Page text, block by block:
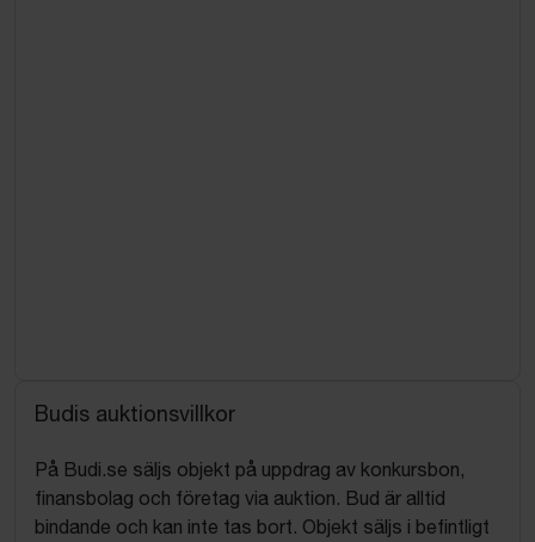
Budis auktionsvillkor
På Budi.se säljs objekt på uppdrag av konkursbon,
finansbolag och företag via auktion. Bud är alltid
bindande och kan inte tas bort. Objekt säljs i befintligt